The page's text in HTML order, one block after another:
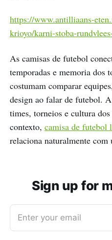
https://www.antilliaans-
krioyo/karni-stoba-
As camisas de futebol
temporadas e memoria dos
costumam comparar
design ao falar de futebol.
times, torneios e cultura
contexto, camisa de futebol
relaciona naturalmente com
Sign up for
Enter your email